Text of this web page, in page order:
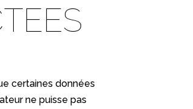
certaines données
ne puisse pas